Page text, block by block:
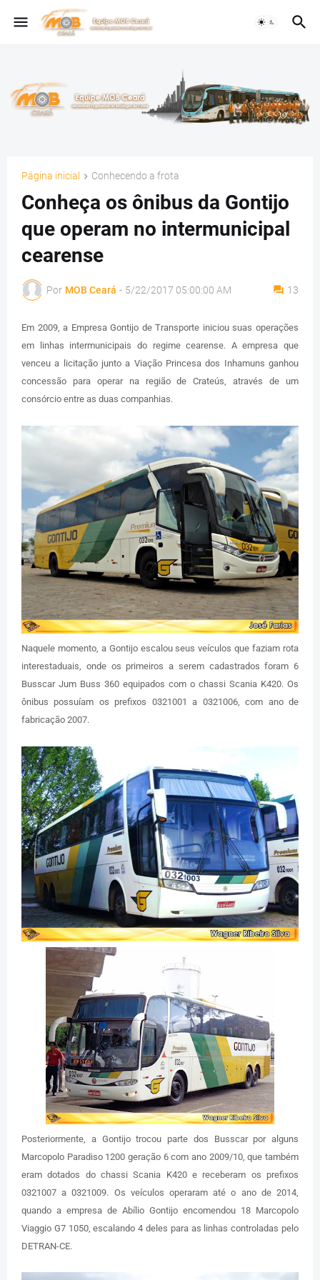
Página inicial Conhecendo a frota
Conheça os ônibus da Gontijo
que operam no intermunicipal
cearense
Por MOB Ceará - 5/22/2017 05:00:00 AM 13
Em 2009, a Empresa Gontijo de Transporte iniciou suas operações
em linhas intermunicipais do regime cearense. A empresa que
venceu a licitação junto a Viação Princesa dos Inhamuns ganhou
concessão para operar na região de Crateús, através de um
consórcio entre as duas companhias.
Naquele momento, a Gontijo escalou seus veículos que faziam rota
interestaduais, onde os primeiros a serem cadastrados foram 6
Busscar Jum Buss 360 equipados com o chassi Scania K420. Os
ônibus possuíam os prefixos 0321001 a 0321006, com ano de
fabricação 2007.
Posteriormente, a Gontijo trocou parte dos Busscar por alguns
Marcopolo Paradiso 1200 geração 6 com ano 2009/10, que também
eram dotados do chassi Scania K420 e receberam os prefixos
0321007 a 0321009. Os veículos operaram até o ano de 2014,
quando a empresa de Abílio Gontijo encomendou 18 Marcopolo
Viaggio G7 1050, escalando 4 deles para as linhas controladas pelo
DETRAN-CE.